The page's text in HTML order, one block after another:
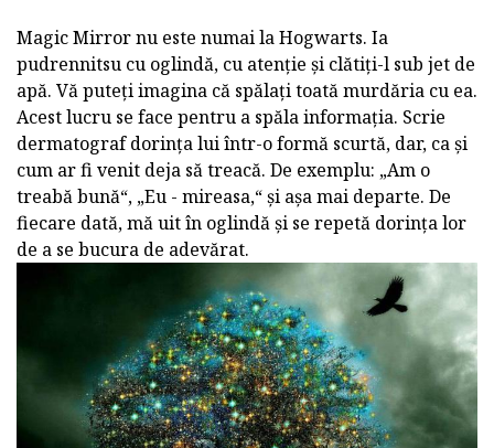
Magic Mirror nu este numai la Hogwarts. Ia
pudrennitsu cu oglindă, cu atenție și clătiți-l sub jet de
apă. Vă puteți imagina că spălați toată murdăria cu ea.
Acest lucru se face pentru a spăla informația. Scrie
dermatograf dorința lui într-o formă scurtă, dar, ca și
cum ar fi venit deja să treacă. De exemplu: „Am o
treabă bună“, „Eu - mireasa,“ și așa mai departe. De
fiecare dată, mă uit în oglindă și se repetă dorința lor
de a se bucura de adevărat.